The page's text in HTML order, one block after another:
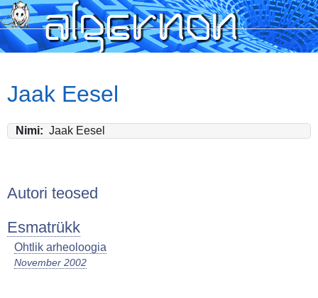
Skip
to
main
content
Jaak Eesel
Nimi Jaak Eesel
Autori teosed
Esmatrükk
Ohtlik arheoloogia
November 2002